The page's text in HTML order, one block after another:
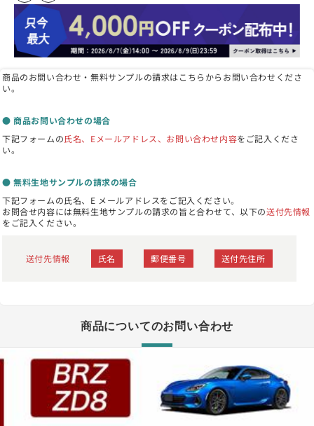
商品のお問い合わせ・無料サンプルの請求はこちらからお問い合わせくださ
い。
● 商品お問い合わせの場合
下記フォームの氏名、Eメールアドレス、お問い合わせ内容をご記入くださ
い。
● 無料生地サンプルの請求の場合
下記フォームの氏名、E メールアドレスをご記入ください。
お問合せ内容には無料生地サンプルの請求の旨と合わせて、以下の送付先情報
をご記入ください。
送付先情報 氏名 郵便番号 送付先住所
商品についてのお問い合わせ